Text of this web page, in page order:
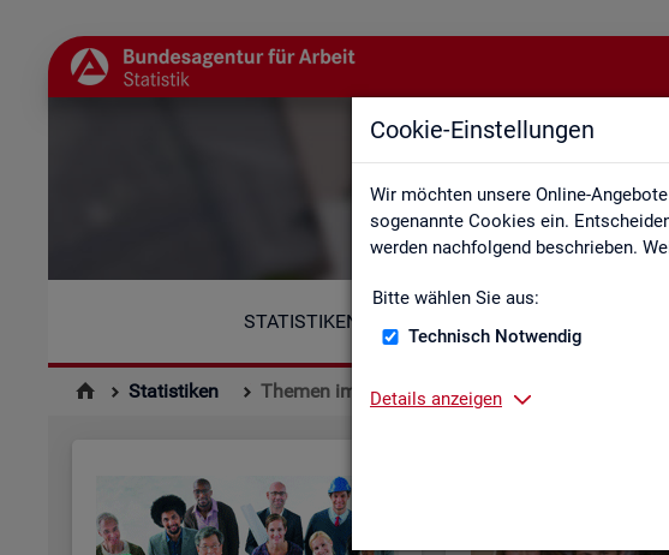
Cookie-Einstellungen
Wir möchten unsere Online-
sogenannte Cookies ein.
werden nachfolgend beschrieben.
Bitte wählen Sie aus:
Technisch Notwendig
Details anzeigen
STATISTIKEN
Statistiken Themen im Fokus